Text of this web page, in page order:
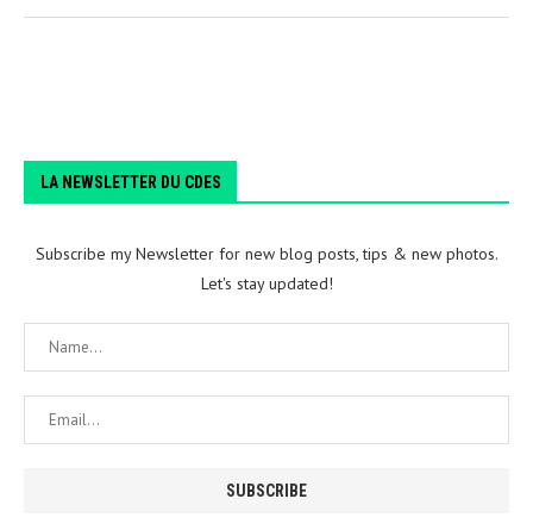
LA NEWSLETTER DU CDES
Subscribe my Newsletter for new blog posts, tips & new photos.
Let's stay updated!